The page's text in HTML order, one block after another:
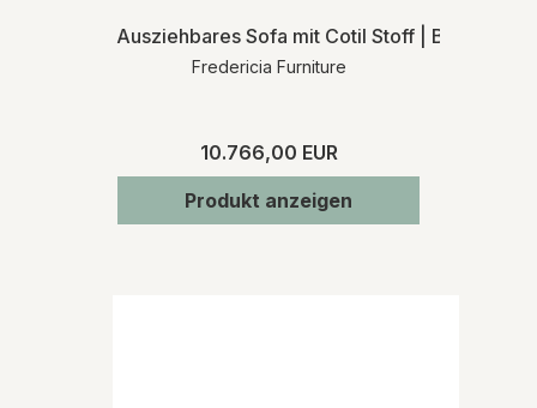
Ausziehbares Sofa mit Cotil Stoff | Blau |
Fredericia Furniture
10.766,00 EUR
Produkt anzeigen